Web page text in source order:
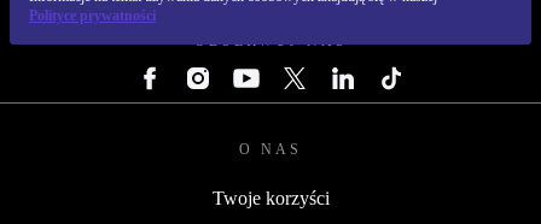
Polityce prywatności
OBSERWUJ NAS
O NAS
Twoje korzyści